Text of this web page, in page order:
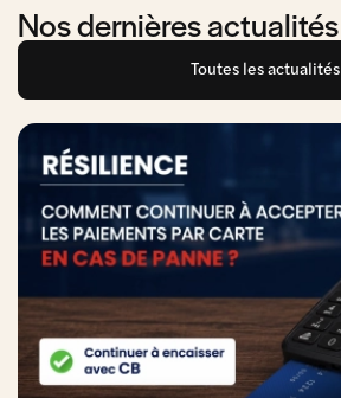
Nos dernières actualités
Toutes les actualités